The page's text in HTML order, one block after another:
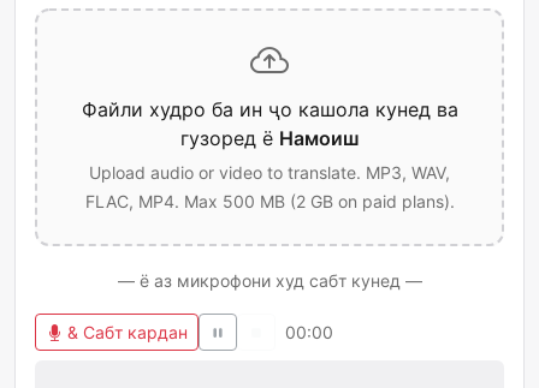
Файли худро ба ин ҷо кашола кунед ва
гузоред ё Намоиш
Upload audio or video to translate. MP3, WAV,
FLAC, MP4. Max 500 MB (2 GB on paid plans).
— ё аз микрофони худ сабт кунед —
& Сабт кардан 00:00